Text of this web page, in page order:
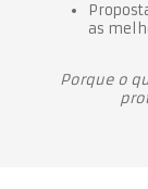
as
Porque o